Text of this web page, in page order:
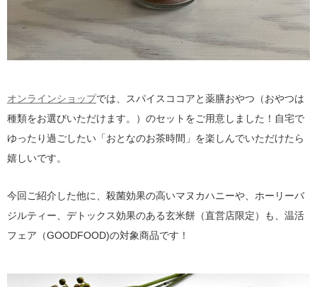
オンラインショップでは、スパイスココアと薬膳おやつ（おやつは
種類をお選びいただけます。）のセットをご用意しました！自宅で
ゆったり過ごしたい「おとなのお茶時間」を楽しんでいただけたら
嬉しいです。
今回ご紹介した他に、殺菌効果の高いマヌカハニーや、ホーリーバ
ジルティー、デトックス効果のある玄米餅（直営店限定）も、温活
フェア（GOODFOOD)の対象商品です！